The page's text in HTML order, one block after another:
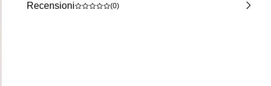
Recensioni (0)